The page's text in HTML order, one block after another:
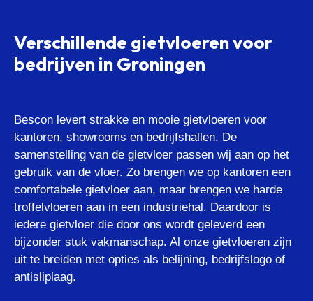
Verschillende gietvloeren voor
bedrijven in Groningen
Bescon levert strakke en mooie gietvloeren voor
kantoren, showrooms en bedrijfshallen. De
samenstelling van de gietvloer passen wij aan op het
gebruik van de vloer. Zo brengen we op kantoren een
comfortabele gietvloer aan, maar brengen we harde
troffelvloeren aan in een industriehal. Daardoor is
iedere gietvloer die door ons wordt geleverd een
bijzonder stuk vakmanschap. Al onze gietvloeren zijn
uit te breiden met opties als belijning, bedrijfslogo of
antisliplaag.